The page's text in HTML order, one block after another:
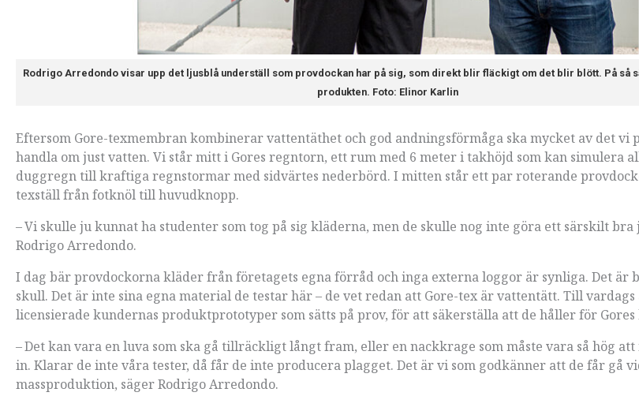
Rodrigo Arredondo visar upp det ljusblå underställ som provdockan har på sig, som direkt blir fläckigt om det blir blött. På så
produkten. Foto: Elinor Karlin
Eftersom Gore-texmembran kombinerar vattentäthet och god andningsförmåga ska mycket av det vi
handla om just vatten. Vi står mitt i Gores regntorn, ett rum med 6 meter i takhöjd som kan simulera
duggregn till kraftiga regnstormar med sidvärtes nederbörd. I mitten står ett par roterande
texställ från fotknöl till huvudknopp.
– Vi skulle ju kunnat ha studenter som tog på sig kläderna, men de skulle nog inte göra ett särskilt bra
Rodrigo Arredondo.
I dag bär provdockorna kläder från företagets egna förråd och inga externa loggor är synliga. Det är
skull. Det är inte sina egna material de testar här – de vet redan att Gore-tex är vattentätt. Till vardags
licensierade kundernas produktprototyper som sätts på prov, för att säkerställa att de håller för
– Det kan vara en luva som ska gå tillräckligt långt fram, eller en nackkrage som måste vara så hög
in. Klarar de inte våra tester, då får de inte producera plagget. Det är vi som godkänner att de får gå
massproduktion, säger Rodrigo Arredondo.